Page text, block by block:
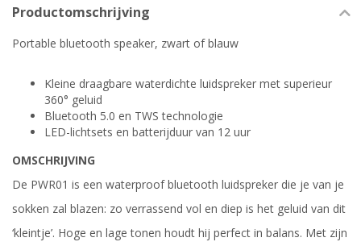
Productomschrijving
Portable bluetooth speaker, zwart of blauw
Kleine draagbare waterdichte luidspreker met superieur
360° geluid
Bluetooth 5.0 en TWS technologie
LED-lichtsets en batterijduur van 12 uur
OMSCHRIJVING
De PWR01 is een waterproof bluetooth luidspreker die je van je
sokken zal blazen: zo verrassend vol en diep is het geluid van dit
‘kleintje’. Hoge en lage tonen houdt hij perfect in balans. Met zijn